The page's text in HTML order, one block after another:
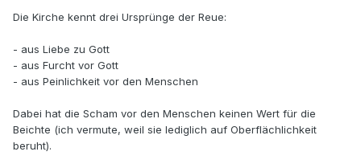
Die Kirche kennt drei Ursprünge der Reue:
- aus Liebe zu Gott
- aus Furcht vor Gott
- aus Peinlichkeit vor den Menschen
Dabei hat die Scham vor den Menschen keinen Wert für die
Beichte (ich vermute, weil sie lediglich auf Oberflächlichkeit
beruht).